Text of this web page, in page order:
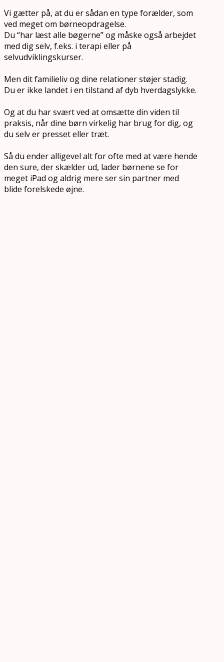
Vi gætter på, at du er sådan en type forælder, som
ved meget om børneopdragelse.
Du “har læst alle bøgerne” og måske også arbejdet
med dig selv, f.eks. i terapi eller på
selvudviklingskurser.
Men dit familieliv og dine relationer støjer stadig.
Du er ikke landet i en tilstand af dyb hverdagslykke.
Og at du har svært ved at omsætte din viden til
praksis, når dine børn virkelig har brug for dig, og
du selv er presset eller træt.
Så du ender alligevel alt for ofte med at være hende
den sure, der skælder ud, lader børnene se for
meget iPad og aldrig mere ser sin partner med
blide forelskede øjne.